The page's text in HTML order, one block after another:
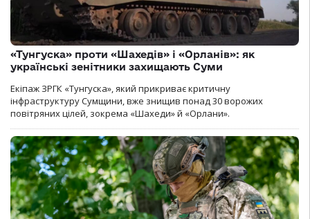
«Тунгуска» проти «Шахедів» і «Орланів»: як
українські зенітники захищають Суми
Екіпаж ЗРГК «Тунгуска», який прикриває критичну
інфраструктуру Сумщини, вже знищив понад 30 ворожих
повітряних цілей, зокрема «Шахеди» й «Орлани».